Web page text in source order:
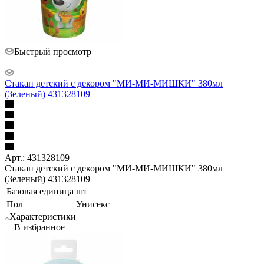
Быстрый просмотр
Стакан детский с декором "МИ-МИ-МИШКИ" 380мл
(Зеленый) 431328109
Арт.: 431328109
Стакан детский с декором "МИ-МИ-МИШКИ" 380мл
(Зеленый) 431328109
Базовая единица шт
Пол
Унисекс
Характеристики
В избранное